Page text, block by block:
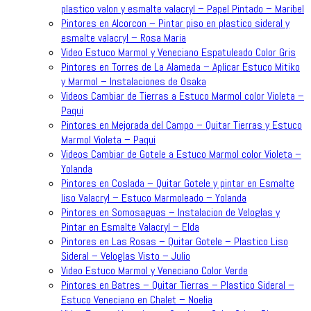
plastico valon y esmalte valacryl – Papel Pintado – Maribel
Pintores en Alcorcon – Pintar piso en plastico sideral y
esmalte valacryl – Rosa Maria
Video Estuco Marmol y Veneciano Espatuleado Color Gris
Pintores en Torres de La Alameda – Aplicar Estuco Mitiko
y Marmol – Instalaciones de Osaka
Videos Cambiar de Tierras a Estuco Marmol color Violeta –
Paqui
Pintores en Mejorada del Campo – Quitar Tierras y Estuco
Marmol Violeta – Paqui
Videos Cambiar de Gotele a Estuco Marmol color Violeta –
Yolanda
Pintores en Coslada – Quitar Gotele y pintar en Esmalte
liso Valacryl – Estuco Marmoleado – Yolanda
Pintores en Somosaguas – Instalacion de Veloglas y
Pintar en Esmalte Valacryl – Elda
Pintores en Las Rosas – Quitar Gotele – Plastico Liso
Sideral – Veloglas Visto – Julio
Video Estuco Marmol y Veneciano Color Verde
Pintores en Batres – Quitar Tierras – Plastico Sideral –
Estuco Veneciano en Chalet – Noelia